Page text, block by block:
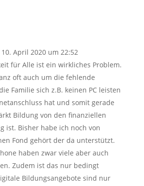
April 2020 um 22:52
für Alle ist ein wirkliches Problem.
oft auch um die fehlende
Familie sich z.B. keinen PC leisten
hat und somit gerade
Bildung von den finanziellen
ist. Bisher habe ich noch von
Fond gehört der da unterstützt.
haben zwar viele aber auch
Zudem ist das nur bedingt
Bildungsangebote sind nur